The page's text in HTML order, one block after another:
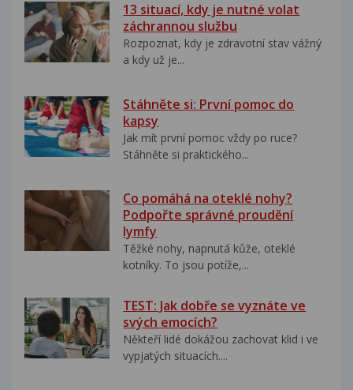
13 situací, kdy je nutné volat
záchrannou službu
Rozpoznat, kdy je zdravotní stav vážný
a kdy už je...
Stáhněte si: První pomoc do
kapsy
Jak mít první pomoc vždy po ruce?
Stáhněte si praktického...
Co pomáhá na oteklé nohy?
Podpořte správné proudění
lymfy
Těžké nohy, napnutá kůže, oteklé
kotníky. To jsou potíže,...
TEST: Jak dobře se vyznáte ve
svých emocích?
Někteří lidé dokážou zachovat klid i ve
vypjatých situacích....